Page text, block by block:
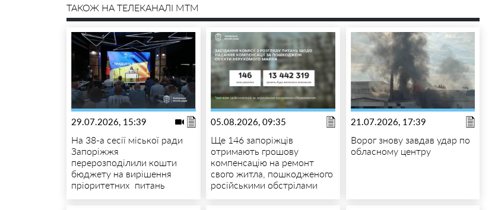
ТАКОЖ НА ТЕЛЕКАНАЛІ MTM
29.07.2026, 15:39
На 38-а сесії міської ради
Запоріжжя
перерозподілили кошти
бюджету на вирішення
пріоритетних питань
05.08.2026, 09:35
Ще 146 запоріжців
отримають грошову
компенсацію на ремонт
свого житла, пошкодженого
російськими обстрілами
21.07.2026, 17:39
Ворог знову завдав удар по
обласному центру